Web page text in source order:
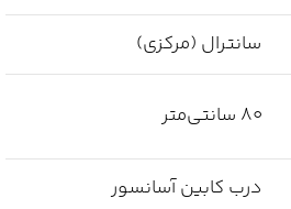
سانترال (مرکزی)
80 سانتی‌متر
درب کابین آسانسور